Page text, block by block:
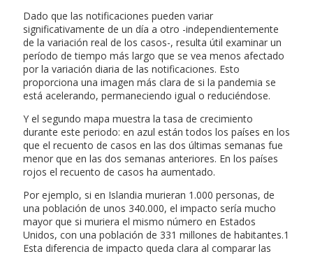
Dado que las notificaciones pueden variar
significativamente de un día a otro -independientemente
de la variación real de los casos-, resulta útil examinar un
período de tiempo más largo que se vea menos afectado
por la variación diaria de las notificaciones. Esto
proporciona una imagen más clara de si la pandemia se
está acelerando, permaneciendo igual o reduciéndose.
Y el segundo mapa muestra la tasa de crecimiento
durante este periodo: en azul están todos los países en los
que el recuento de casos en las dos últimas semanas fue
menor que en las dos semanas anteriores. En los países
rojos el recuento de casos ha aumentado.
Por ejemplo, si en Islandia murieran 1.000 personas, de
una población de unos 340.000, el impacto sería mucho
mayor que si muriera el mismo número en Estados
Unidos, con una población de 331 millones de habitantes.1
Esta diferencia de impacto queda clara al comparar las